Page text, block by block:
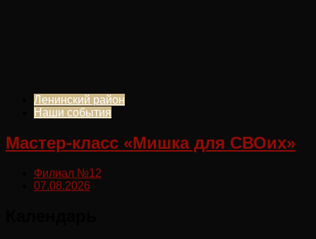
Ленинский район
Наши события
Мастер-класс «Мишка для СВОих»
Филиал №12
07.08.2026